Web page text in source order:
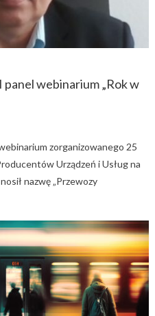
webinarium „Rok w
zorganizowanego 25
Urządzeń i Usług na
nazwę „Przewozy